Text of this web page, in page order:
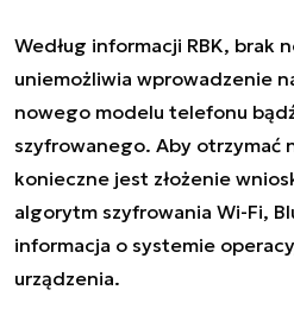
Według informacji RBK, brak
uniemożliwia wprowadzenie
nowego modelu telefonu
szyfrowanego. Aby otrzymać
konieczne jest złożenie
algorytm szyfrowania Wi-Fi,
informacja o systemie
urządzenia.